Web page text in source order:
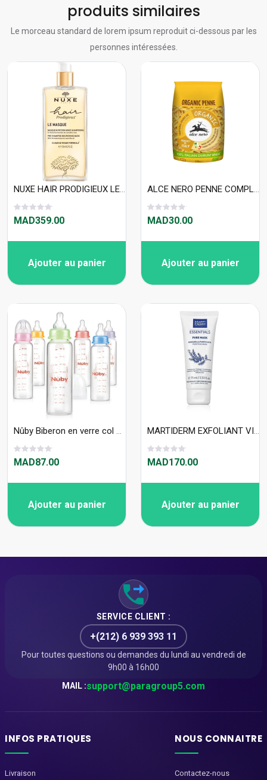
produits similaires
Le morceau standard de lorem ipsum reproduit ci-dessous par les
personnes intéressées.
NUXE HAIR PRODIGIEUX LE MASQUE 125 ML
MAD359.00
Ajouter au panier
ALCE NERO PENNE COMPLETES RIGATE 500G
MAD30.00
Ajouter au panier
Nûby Biberon en verre col standard avec logo Nuby 240ml et tétine débit lent +0mois Réf : ID1179
MAD87.00
Ajouter au panier
MARTIDERM EXFOLIANT VISAGE ESSENTIALS 50 ML
MAD170.00
Ajouter au panier
SERVICE CLIENT :
+(212) 6 939 393 11
Pour toutes questions ou demandes du lundi au vendredi de
9h00 à 16h00
MAIL :support@paragroup5.com
INFOS PRATIQUES
Livraison
NOUS CONNAITRE
Contactez-nous